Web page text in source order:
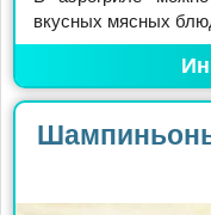
вкусных мясных